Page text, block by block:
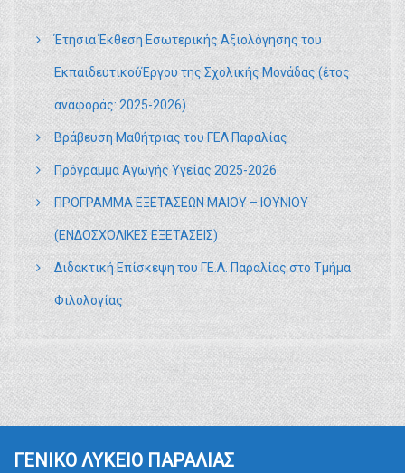
Έτησια Έκθεση Εσωτερικής Αξιολόγησης του
ΕκπαιδευτικούΈργου της Σχολικής Μονάδας (έτος
αναφοράς: 2025-2026)
Βράβευση Μαθήτριας του ΓΕΛ Παραλίας
Πρόγραμμα Αγωγής Υγείας 2025-2026
ΠΡΟΓΡΑΜΜΑ ΕΞΕΤΑΣΕΩΝ ΜΑΙΟΥ – ΙΟΥΝΙΟΥ
(ΕΝΔΟΣΧΟΛΙΚΕΣ ΕΞΕΤΑΣΕΙΣ)
Διδακτική Επίσκεψη του ΓΕ.Λ. Παραλίας στο Τμήμα
Φιλολογίας
ΓΕΝΙΚΟ ΛΥΚΕΙΟ ΠΑΡΑΛΙΑΣ